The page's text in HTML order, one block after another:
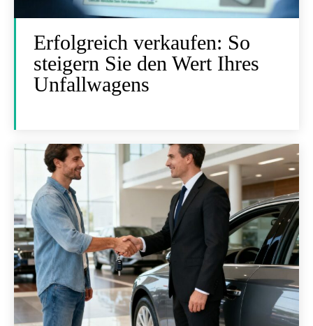
Erfolgreich verkaufen: So
steigern Sie den Wert Ihres
Unfallwagens